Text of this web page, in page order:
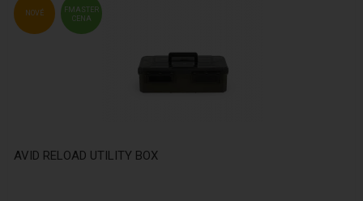
FMASTER
CENA
NOVÉ
AVID RELOAD UTILITY BOX